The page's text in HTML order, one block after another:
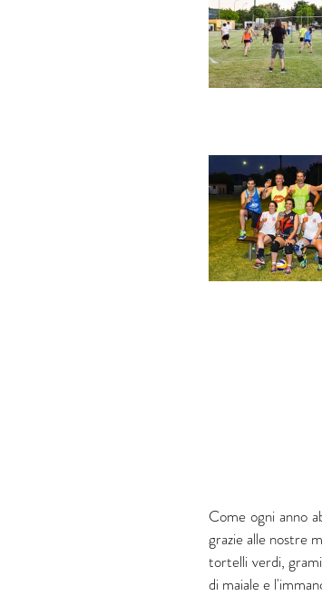
Come ogni anno
grazie alle nostre
tortelli verdi,
di maiale e